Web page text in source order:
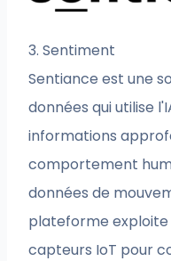
3. Sentiment
Sentiance est une
données qui utilise
informations
comportement
données de
plateforme exploite
capteurs IoT pour